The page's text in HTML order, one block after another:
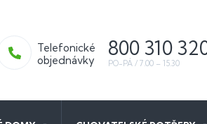
800 310